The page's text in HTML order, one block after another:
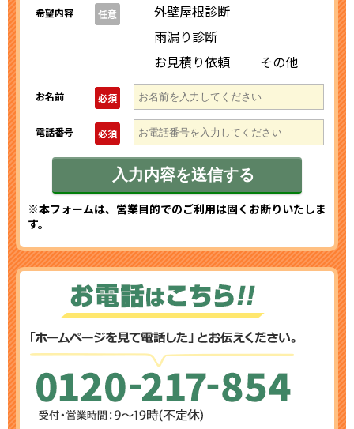
希望内容 任意
外壁屋根診断
雨漏り診断
お見積り依頼
その他
お名前 必須
電話番号 必須
※本フォームは、営業目的でのご利用は固くお断りいたしま
す。